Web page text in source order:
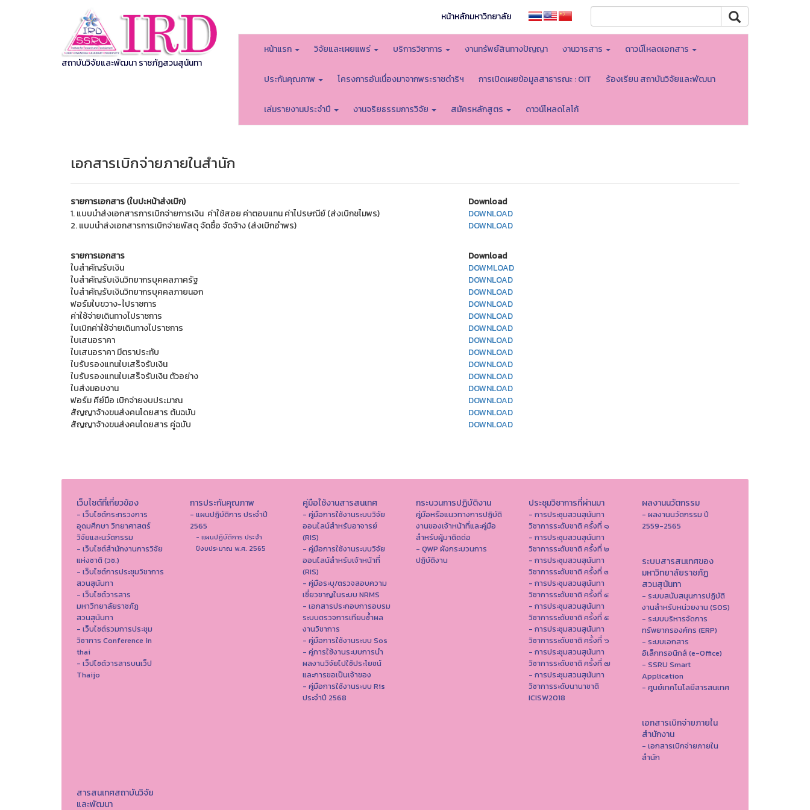
สถาบันวิจัยและพัฒนา ราชภัฏสวนสุนันทา
หน้าหลักมหาวิทยาลัย
หน้าแรก วิจัยและเผยแพร่ บริการวิชาการ งานทรัพย์สินทางปัญญา งานวารสาร ดาวน์โหลดเอกสาร
ประกันคุณภาพ โครงการอันเนื่องมาจากพระราชดำริฯ การเปิดเผยข้อมูลสาธารณะ : OIT ร้องเรียน สถาบันวิจัยและพัฒนา
เล่มรายงานประจำปี งานจริยธรรมการวิจัย สมัครหลักสูตร ดาวน์โหลดโลโก้
เอกสารเบิกจ่ายภายในสำนัก
รายการเอกสาร (ใบปะหน้าส่งเบิก)
Download
1. แบบนำส่งเอกสารการเบิกจ่ายการเงิน ค่าใช้สอย ค่าตอบแทน ค่าไปรษณีย์ (ส่งเบิกชไมพร)
DOWNLOAD
2. แบบนำส่งเอกสารการเบิกจ่ายพัสดุ จัดซื้อ จัดจ้าง (ส่งเบิกอำพร)
DOWNLOAD
รายการเอกสาร
Download
ใบสำคัญรับเงิน
DOWMLOAD
ใบสำคัญรับเงินวิทยากรบุคคลภาครัฐ
DOWNLOAD
ใบสำคัญรับเงินวิทยากรบุคคลภายนอก
DOWNLOAD
ฟอร์มใบขวาง-ไปราชการ
DOWNLOAD
ค่าใช้จ่ายเดินทางไปราชการ
DOWNLOAD
ใบเบิกค่าใช้จ่ายเดินทางไปราชการ
DOWNLOAD
ใบเสนอราคา
DOWNLOAD
ใบเสนอราคา มีตราประทับ
DOWNLOAD
ใบรับรองแทนใบเสร็จรับเงิน
DOWNLOAD
ใบรับรองแทนใบเสร็จรับเงิน ตัวอย่าง
DOWNLOAD
ใบส่งมอบงาน
DOWNLOAD
ฟอร์ม คีย์มือ เบิกจ่ายงบประมาณ
DOWNLOAD
สัญญาจ้างขนส่งคนโดยสาร ต้นฉบับ
DOWNLOAD
สัญญาจ้างขนส่งคนโดยสาร คู่ฉบับ
DOWNLOAD
เว็บไซต์ที่เกี่ยวข้อง
- เว็บไซต์กระทรวงการ
อุดมศึกษา วิทยาศาสตร์
วิจัยและนวัตกรรม
- เว็บไซต์สำนักงานการวิจัย
แห่งชาติ (วช.)
- เว็บไซต์การประชุมวิชาการ
สวนสุนันทา
- เว็บไซต์วารสาร
มหาวิทยาลัยราชภัฏ
สวนสุนันทา
- เว็บไซต์รวมการประชุม
วิชาการ Conference in
thai
- เว็ปไซต์วารสารบนเว็ป
Thaijo
การประกันคุณภาพ
- แผนปฏิบัติการ ประจำปี
2565
- แผนปฏิบัติการ ประจำ
ปีงบประมาณ พ.ศ. 2565
คู่มือใช้งานสารสนเทศ
- คู่มือการใช้งานระบบวิจัย
ออนไลน์สำหรับอาจารย์
(RIS)
- คู่มือการใช้งานระบบวิจัย
ออนไลน์สำหรับเจ้าหน้าที่
(RIS)
- คู่มือระบุ/ตรวจสอบความ
เชี่ยวชาญในระบบ NRMS
- เอกสารประกอบการอบรม
ระบบตรวจการเทียบซ้ำผล
งานวิชาการ
- คู่มือการใช้งานระบบ Sos
- คู่การใช้งานระบบการนำ
ผลงานวิจัยไปใช้ประโยชน์
และการขอเป็นเจ้าของ
- คู่มือการใช้งานระบบ Ris
ประจำปี 2568
กระบวนการปฏิบัติงาน
คู่มือหรือแนวทางการปฏิบัติ
งานของเจ้าหน้าที่และคู่มือ
สำหรับผู้มาติดต่อ
- QWP ผังกระบวนการ
ปฏิบัติงาน
ประชุมวิชาการที่ผ่านมา
- การประชุมสวนสุนันทา
วิชาการระดับชาติ ครั้งที่ ๑
- การประชุมสวนสุนันทา
วิชาการระดับชาติ ครั้งที่ ๒
- การประชุมสวนสุนันทา
วิชาการระดับชาติ ครั้งที่ ๓
- การประชุมสวนสุนันทา
วิชาการระดับชาติ ครั้งที่ ๔
- การประชุมสวนสุนันทา
วิชาการระดับชาติ ครั้งที่ ๕
- การประชุมสวนสุนันทา
วิชาการระดับชาติ ครั้งที่ ๖
- การประชุมสวนสุนันทา
วิชาการระดับชาติ ครั้งที่ ๗
- การประชุมสวนสุนันทา
วิชาการระดับนานาชาติ
ICISW2018
ผลงานนวัตกรรม
- ผลงานนวัตกรรม ปี
2559-2565
ระบบสารสนเทศของ
มหาวิทยาลัยราชภัฏ
สวนสุนันทา
- ระบบสนับสนุนการปฏิบัติ
งานสำหรับหน่วยงาน (SOS)
- ระบบบริหารจัดการ
ทรัพยากรองค์กร (ERP)
- ระบบเอกสาร
อิเล็กทรอนิกส์ (e-Office)
- SSRU Smart
Application
- ศูนย์เทคโนโลยีสารสนเทศ
เอกสารเบิกจ่ายภายใน
สำนักงาน
- เอกสารเบิกจ่ายภายใน
สำนัก
สารสนเทศสถาบันวิจัย
และพัฒนา